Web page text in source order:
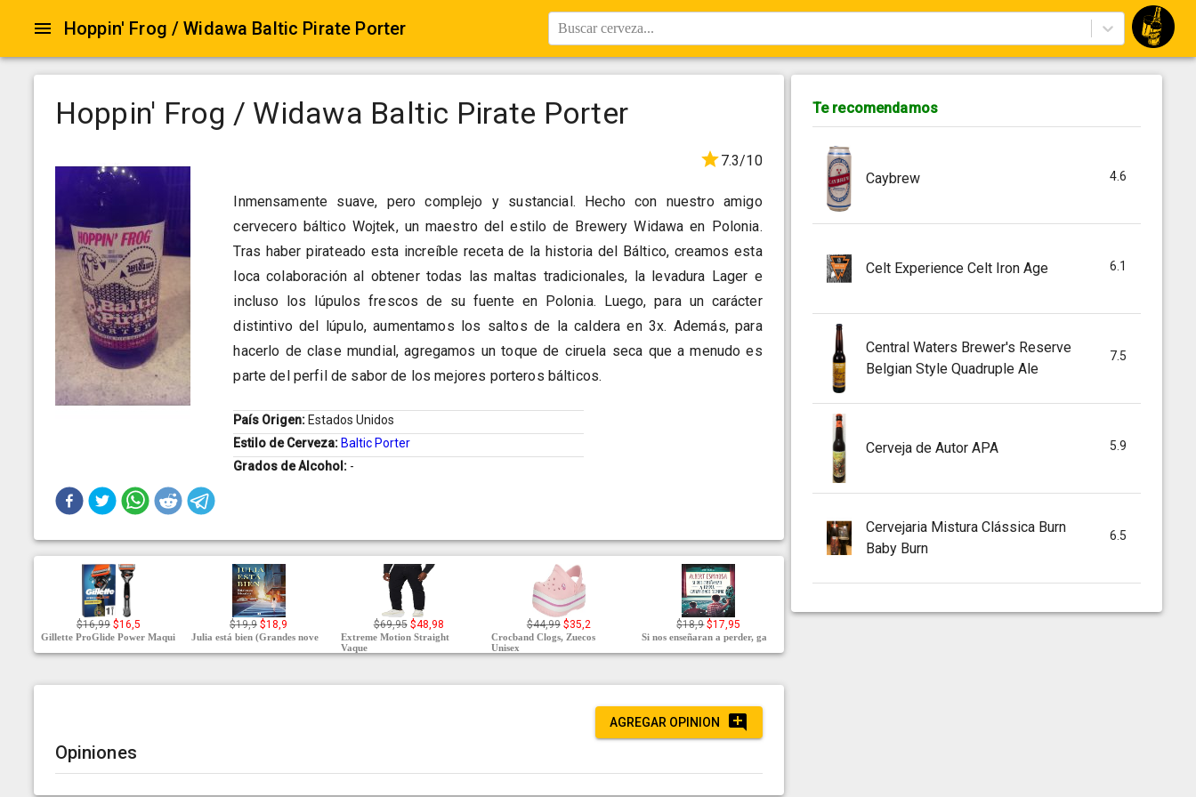
Hoppin' Frog / Widawa Baltic Pirate Porter Buscar cerveza...
Hoppin' Frog / Widawa Baltic Pirate Porter
7.3/10
Inmensamente suave, pero complejo y sustancial. Hecho con nuestro amigo
cervecero báltico Wojtek, un maestro del estilo de Brewery Widawa en Polonia.
Tras haber pirateado esta increíble receta de la historia del Báltico, creamos esta
loca colaboración al obtener todas las maltas tradicionales, la levadura Lager e
incluso los lúpulos frescos de su fuente en Polonia. Luego, para un carácter
distintivo del lúpulo, aumentamos los saltos de la caldera en 3x. Además, para
hacerlo de clase mundial, agregamos un toque de ciruela seca que a menudo es
parte del perfil de sabor de los mejores porteros bálticos.
País Origen: Estados Unidos
Estilo de Cerveza: Baltic Porter
Grados de Alcohol: -
$16,99 $16,5
Gillette ProGlide Power Maqui
$19,9 $18,9
Julia está bien (Grandes nove
$69,95 $48,98
Extreme Motion Straight
Vaque
$44,99 $35,2
Crocband Clogs, Zuecos
Unisex
$18,9 $17,95
Si nos enseñaran a perder, ga
AGREGAR OPINION
Opiniones
Te recomendamos
Caybrew 4.6
Celt Experience Celt Iron Age 6.1
Central Waters Brewer's Reserve
Belgian Style Quadruple Ale
7.5
Cerveja de Autor APA 5.9
Cervejaria Mistura Clássica Burn
Baby Burn
6.5